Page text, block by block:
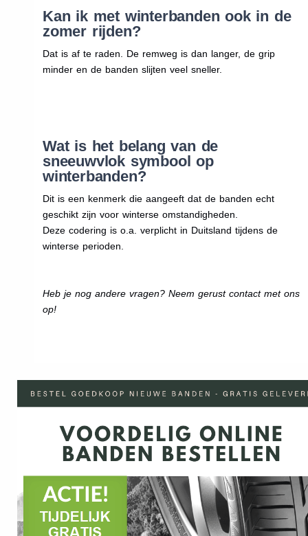
Kan ik met winterbanden ook in de
zomer rijden?
Dat is af te raden. De remweg is dan langer, de grip
minder en de banden slijten veel sneller.
Wat is het belang van de
sneeuwvlok symbool op
winterbanden?
Dit is een kenmerk die aangeeft dat de banden echt
geschikt zijn voor winterse omstandigheden.
Deze codering is o.a. verplicht in Duitsland tijdens de
winterse perioden.
Heb je nog andere vragen? Neem gerust contact met ons
op!